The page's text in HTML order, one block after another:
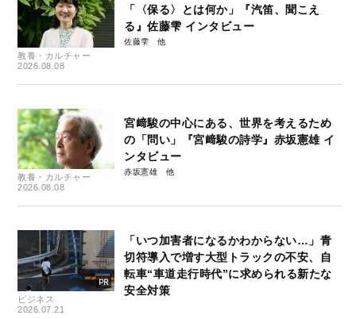
教養・カルチャー
2026.08.08
「〈保る〉とは何か」『汽笛、聞こえ
る』佐藤雫 インタビュー
佐藤雫
教養・カルチャー
2026.08.08
宮﨑駿の中心にある、世界を考えるため
の「問い」『宮﨑駿の詩学』赤坂憲雄 イ
ンタビュー
赤坂憲雄
ビジネス
2026.07.21
「いつ加害者になるかわからない…」青
切符導入で増す大型トラックの不安、自
転車“車道走行時代”に求められる新たな
安全対策